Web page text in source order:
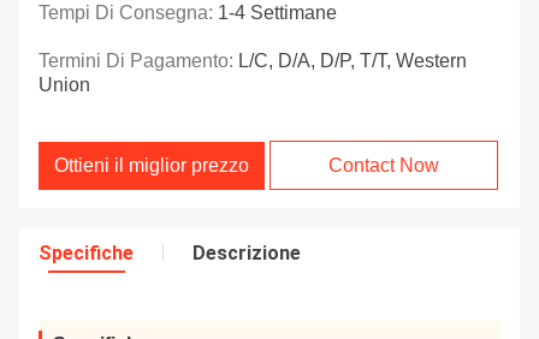
Tempi Di Consegna: 1-4 Settimane
Termini Di Pagamento: L/C, D/A, D/P, T/T, Western
Union
Ottieni il miglior prezzo Contact Now
Specifiche Descrizione